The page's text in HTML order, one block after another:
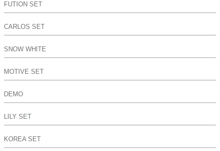
FUTION SET
CARLOS SET
SNOW WHITE
MOTIVE SET
DEMO
LILY SET
KOREA SET